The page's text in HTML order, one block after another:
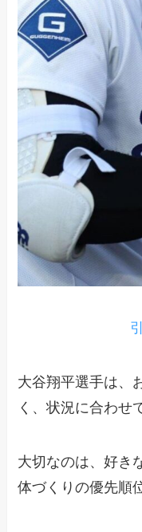
大谷翔平選手は、
く、状況に合わせ
大切なのは、好き
体づくりの優先順